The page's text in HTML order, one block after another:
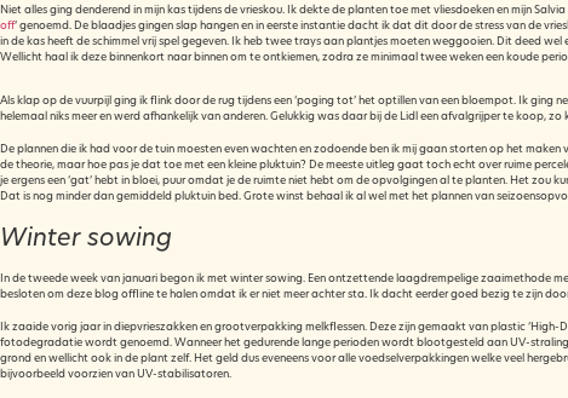
Niet alles ging denderend in mijn kas tijdens de vrieskou. Ik dekte de planten toe met vliesdoeken en mijn
off‘ genoemd. De blaadjes gingen slap hangen en in eerste instantie dacht ik dat dit door de stress van de
in de kas heeft de schimmel vrij spel gegeven. Ik heb twee trays aan plantjes moeten weggooien. Dit deed
Wellicht haal ik deze binnenkort naar binnen om te ontkiemen, zodra ze minimaal twee weken een koude
Als klap op de vuurpijl ging ik flink door de rug tijdens een ‘poging tot’ het optillen van een bloempot. Ik ging
helemaal niks meer en werd afhankelijk van anderen. Gelukkig was daar bij de Lidl een afvalgrijper te koop,
De plannen die ik had voor de tuin moesten even wachten en zodoende ben ik mij gaan storten op het
de theorie, maar hoe pas je dat toe met een kleine pluktuin? De meeste uitleg gaat toch echt over ruime
je ergens een ‘gat’ hebt in bloei, puur omdat je de ruimte niet hebt om de opvolgingen al te planten. Het zou
Dat is nog minder dan gemiddeld pluktuin bed. Grote winst behaal ik al wel met het plannen van
Winter sowing
In de tweede week van januari begon ik met winter sowing. Een ontzettende laagdrempelige zaaimethode
besloten om deze blog offline te halen omdat ik er niet meer achter sta. Ik dacht eerder goed bezig te zijn
Ik zaaide vorig jaar in diepvrieszakken en grootverpakking melkflessen. Deze zijn gemaakt van plastic
fotodegradatie wordt genoemd. Wanneer het gedurende lange perioden wordt blootgesteld aan UV-straling
grond en wellicht ook in de plant zelf. Het geld dus eveneens voor alle voedselverpakkingen welke veel
bijvoorbeeld voorzien van UV-stabilisatoren.